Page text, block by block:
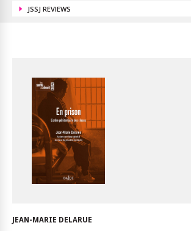
JSSJ REVIEWS
JEAN-MARIE DELARUE